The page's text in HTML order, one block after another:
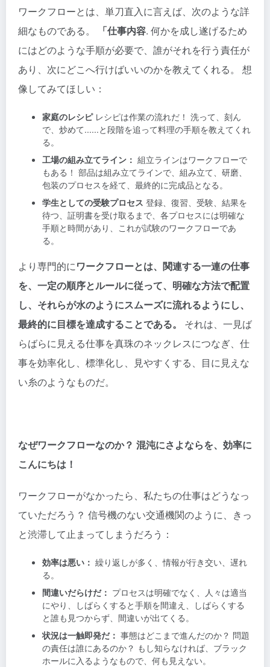
ワークフローとは、単刀直入に言えば、次のような詳
細なものである。
「仕事内容. 何かを成し遂げるため
にはどのような手順が必要で、誰がそれを行う責任が
あり、次にどこへ行けばいいのかを教えてくれる。 想
像してみてほしい：
家庭のレシピレシピは作業の流れだ！ 洗って、刻ん
で、炒めて......と段階を追って料理の手順を教えてくれ
る。
工場の組み立てライン： 組立ラインはワークフローで
もある！ 部品は組み立てラインで、組み立て、研磨、
包装のプロセスを経て、最終的に完成品となる。
学生としての受験プロセス 登録、復習、受験、結果を
待つ、証明書を受け取るまで、各プロセスには明確な
手順と時間があり、これが試験のワークフローであ
る。
より専門的にワークフローとは、関連する一連の仕事
を、一定の順序とルールに従って、明確な方法で配置
し、それらが水のようにスムーズに流れるようにし、
最終的に目標を達成することである。
それは、一見ば
らばらに見える仕事を真珠のネックレスにつなぎ、仕
事を効率化し、標準化し、見やすくする、目に見えな
い糸のようなものだ。
なぜワークフローなのか？ 混沌にさよならを、効率に
こんにちは！
ワークフローがなかったら、私たちの仕事はどうなっ
ていただろう？ 信号機のない交通機関のように、きっ
と渋滞して止まってしまうだろう：
効率は悪い： 繰り返しが多く、情報が行き交い、遅れ
る。
間違いだらけだ： プロセスは明確でなく、人々は適当
にやり、しばらくすると手順を間違え、しばらくする
と誰も見つからず、間違いが出てくる。
状況は一触即発だ： 事態はどこまで進んだのか？ 問題
の責任は誰にあるのか？ もし知らなければ、ブラック
ホールに入るようなもので、何も見えない。